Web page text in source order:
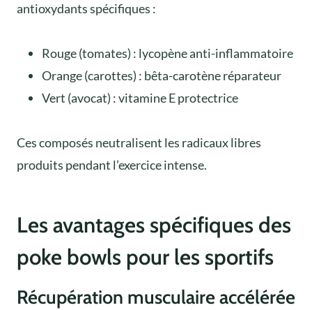
antioxydants spécifiques :
Rouge (tomates) : lycopène anti-inflammatoire
Orange (carottes) : bêta-carotène réparateur
Vert (avocat) : vitamine E protectrice
Ces composés neutralisent les radicaux libres
produits pendant l’exercice intense.
Les avantages spécifiques des
poke bowls pour les sportifs
Récupération musculaire accélérée